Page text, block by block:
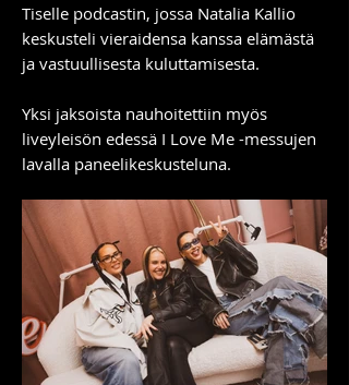
Tiselle podcastin, jossa Natalia Kallio
keskusteli vieraidensa kanssa elämästä
ja vastuullisesta kuluttamisesta.
Yksi jaksoista nauhoitettiin myös
liveyleisön edessä I Love Me -messujen
lavalla paneelikeskusteluna.